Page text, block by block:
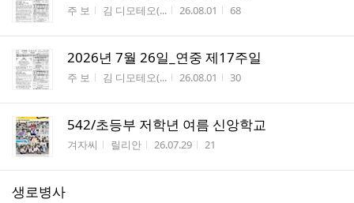
게시판명
주 보 작성자
김 디모테오(... 작성시간
26.08.01 조회수
68
2026년 7월 26일_연중 제17주일
게시판명
주 보 작성자
김 디모테오(... 작성시간
26.08.01 조회수
30
542/초등부 저학년 여름 신앙학교
게시판명
겨자씨 작성자
릴리안 작성시간
26.07.29 조회수
21
생로병사